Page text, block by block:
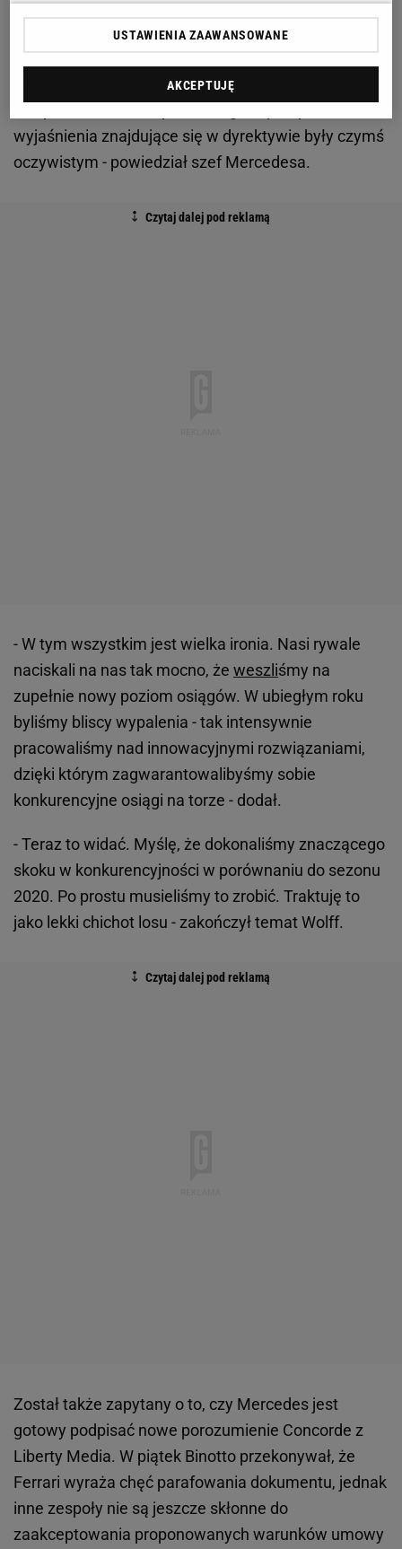
napędowych są bardzo klarowne. Podczas
weekendu w Austin wydano wyjaśnienia w kwestii
tego, co jest dozwolone, a co nie. Miały one istotne
znaczenie, ale nie mogły być traktowane jako
wyjaśnienia znajdujące się w dyrektywie były czymś
oczywistym - powiedział szef Mercedesa.
- W tym wszystkim jest wielka ironia. Nasi rywale
naciskali na nas tak mocno, że weszliśmy na
zupełnie nowy poziom osiągów. W ubiegłym roku
byliśmy bliscy wypalenia - tak intensywnie
pracowaliśmy nad innowacyjnymi rozwiązaniami,
dzięki którym zagwarantowalibyśmy sobie
konkurencyjne osiągi na torze - dodał.
- Teraz to widać. Myślę, że dokonaliśmy znaczącego
skoku w konkurencyjności w porównaniu do sezonu
2020. Po prostu musieliśmy to zrobić. Traktuję to
jako lekki chichot losu - zakończył temat Wolff.
Został także zapytany o to, czy Mercedes jest
gotowy podpisać nowe porozumienie Concorde z
Liberty Media. W piątek Binotto przekonywał, że
Ferrari wyraża chęć parafowania dokumentu, jednak
inne zespoły nie są jeszcze skłonne do
zaakceptowania proponowanych warunków umowy
USTAWIENIA ZAAWANSOWANE
AKCEPTUJĘ